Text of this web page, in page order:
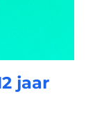
jaar